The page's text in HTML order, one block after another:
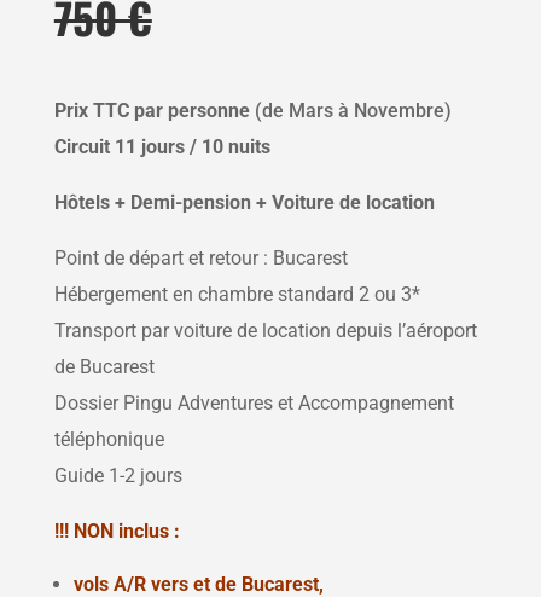
750 €
Prix TTC par personne(de Mars à Novembre)
Circuit 11 jours / 10 nuits
Hôtels + Demi-pension + Voiture de location
Point de départ et retour : Bucarest
Hébergement en chambre standard 2 ou 3*
Transport par voiture de location depuis l’aéroport
de Bucarest
Dossier Pingu Adventures et Accompagnement
téléphonique
Guide 1-2 jours
!!! NON inclus :
vols A/R vers et de Bucarest,